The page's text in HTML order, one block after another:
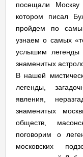
посещали
котором писал
пройдем по
узнаем о самых
услышим
знаменитых
В нашей
легенды,
явления,
знаменитых
обществ,
поговорим о
московских